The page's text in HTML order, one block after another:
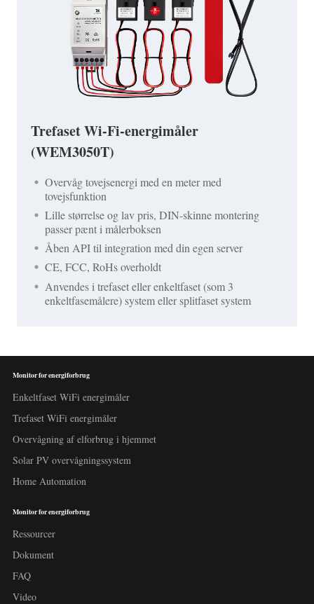
Trefaset Wi-Fi-energimåler
(WEM3050T)
Overvåg tovejsenergi med en meter med
tovejsfunktion
Lille størrelse og lav pris, DIN-skinne montering
passer pænt i målerboksen
Åben API til integration med din egen server
CE, FCC, RoHs overholdt
Anvendes i trefaset eller enkeltfaset (som 3
enkeltfasemålere) system eller splitfaset system
Monitor for energiforbrug
Enkeltfaset WiFi energimåler
Trefaset WiFi energimåler
Overvågning af elforbrug i hjemmet
Solar PV overvågningssystem
Home Automation
Monitor for energiforbrug
Ressourcer
Dokument
FAQ
Video